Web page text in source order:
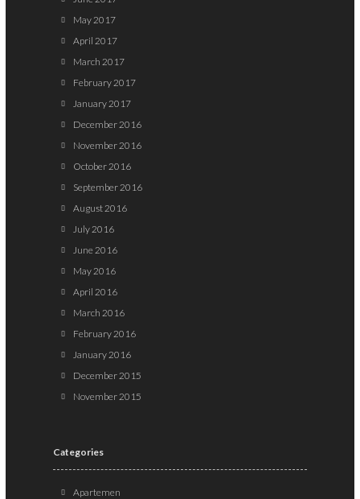
May 2017
April 2017
March 2017
February 2017
January 2017
December 2016
November 2016
October 2016
September 2016
August 2016
July 2016
June 2016
May 2016
April 2016
March 2016
February 2016
January 2016
December 2015
November 2015
Categories
Apartemen